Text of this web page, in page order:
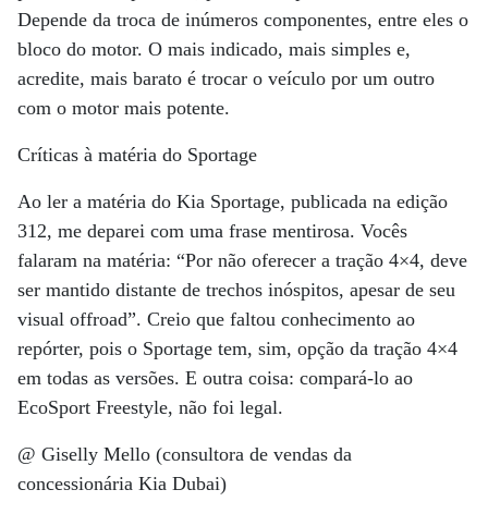
Depende da troca de inúmeros componentes, entre eles o
bloco do motor. O mais indicado, mais simples e,
acredite, mais barato é trocar o veículo por um outro
com o motor mais potente.
Críticas à matéria do Sportage
Ao ler a matéria do Kia Sportage, publicada na edição
312, me deparei com uma frase mentirosa. Vocês
falaram na matéria: “Por não oferecer a tração 4×4, deve
ser mantido distante de trechos inóspitos, apesar de seu
visual offroad”. Creio que faltou conhecimento ao
repórter, pois o Sportage tem, sim, opção da tração 4×4
em todas as versões. E outra coisa: compará-lo ao
EcoSport Freestyle, não foi legal.
@ Giselly Mello (consultora de vendas da
concessionária Kia Dubai)